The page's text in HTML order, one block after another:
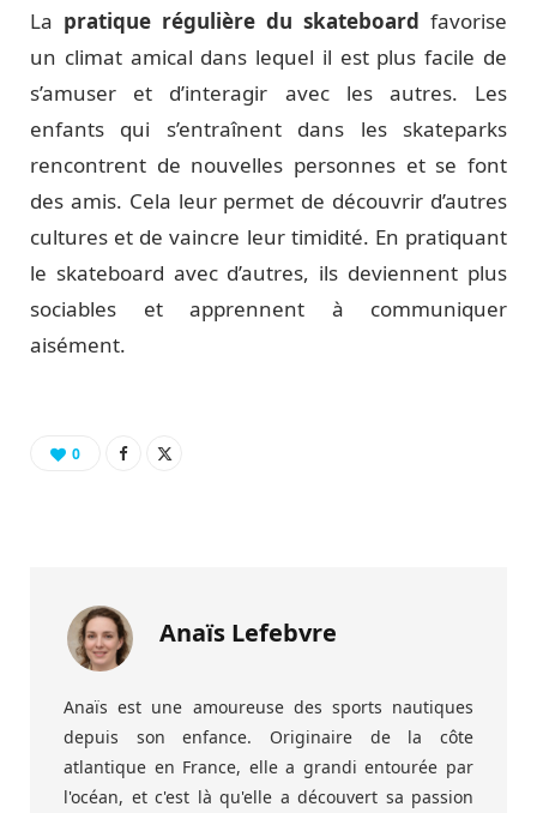
La pratique régulière du skateboard favorise
un climat amical dans lequel il est plus facile de
s’amuser et d’interagir avec les autres. Les
enfants qui s’entraînent dans les skateparks
rencontrent de nouvelles personnes et se font
des amis. Cela leur permet de découvrir d’autres
cultures et de vaincre leur timidité. En pratiquant
le skateboard avec d’autres, ils deviennent plus
sociables et apprennent à communiquer
aisément.
0
Anaïs Lefebvre
Anaïs est une amoureuse des sports nautiques
depuis son enfance. Originaire de la côte
atlantique en France, elle a grandi entourée par
l'océan, et c'est là qu'elle a découvert sa passion